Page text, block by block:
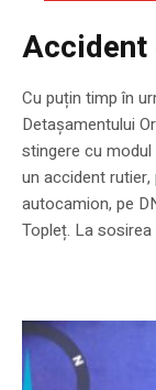
Accident
Cu puțin timp în
Detașamentului
stingere cu
un accident
autocamion, pe
Topleț. La